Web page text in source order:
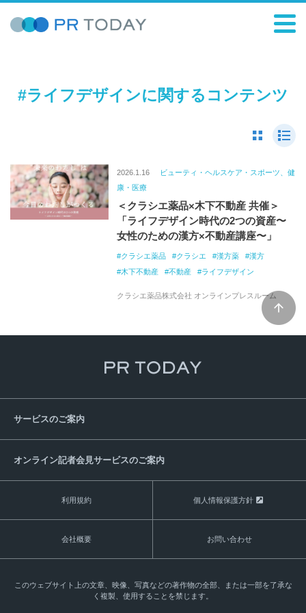
#ライフデザインに関するコンテンツ
2026.1.16
ビューティ・ヘルスケア・スポーツ、健
康・医療
＜クラシエ薬品×木下不動産 共催＞
「ライフデザイン時代の2つの資産〜
女性のための漢方×不動産講座〜」
クラシエ薬品 クラシエ 漢方薬
漢方
木下不動産
不動産 ライフデザイン
クラシエ薬品株式会社 オンラインプレスルーム
サービスのご案内
オンライン記者会見サービスのご案内
利用規約 個人情報保護方針
会社概要 お問い合わせ
このウェブサイト上の文章、映像、写真などの著作物の全部、または一部を了承な
く複製、使用することを禁じます。